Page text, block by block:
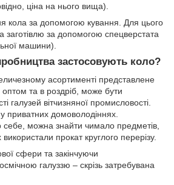
ціна на нього вища).
кола за допомогою кування. Для цього
заготівлю за допомогою спецверстата
машини).
застосовують коло?
асортименті представлене
та в роздріб, може бути
галузей вітчизняної промисловості.
приватних домоволодіннях.
можна знайти чимало предметів,
прокат круглого перерізу.
сфери та закінчуючи
галуззю – скрізь затребувана